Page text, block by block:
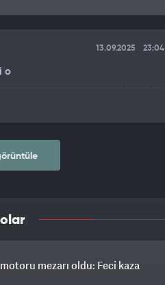
13.09.2025 23:04
o
mezarı oldu: Feci kaza